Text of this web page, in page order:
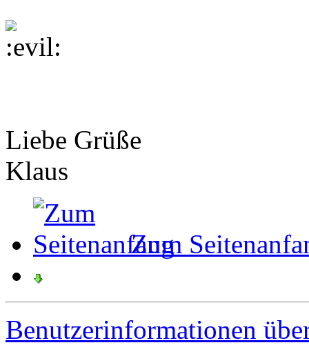
Liebe Grüße
Klaus
Zum
Benutzerinformationen